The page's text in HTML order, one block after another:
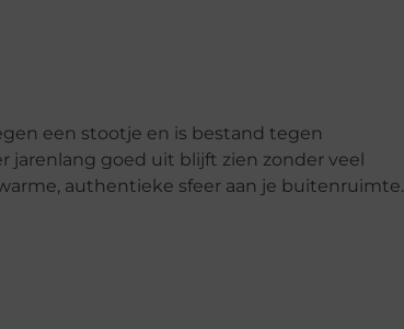
een stootje en is bestand tegen
goed uit blijft zien zonder veel
authentieke sfeer aan je buitenruimte.